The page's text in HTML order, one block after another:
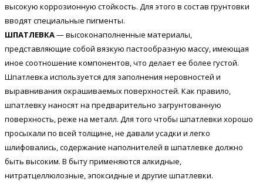
высокую коррозионную стойкость. Для этого в состав грунтовки
вводят специальные пигменты.
ШПАТЛЕВКА— высоконаполненные материалы,
представляющие собой вязкую пастообразную массу, имеющая
иное соотношение компонентов, что делает ее более густой.
Шпатлевка используется для заполнения неровностей и
выравнивания окрашиваемых поверхностей. Как правило,
шпатлевку наносят на предварительно загрунтованную
поверхность, реже на металл. Для того чтобы шпатлевки хорошо
просыхали по всей толщине, не давали усадки и легко
шлифовались, содержание наполнителей в шпатлевке должно
быть высоким. В быту применяются алкидные,
нитратцеллюлозные, эпоксидные и другие шпатлевки.